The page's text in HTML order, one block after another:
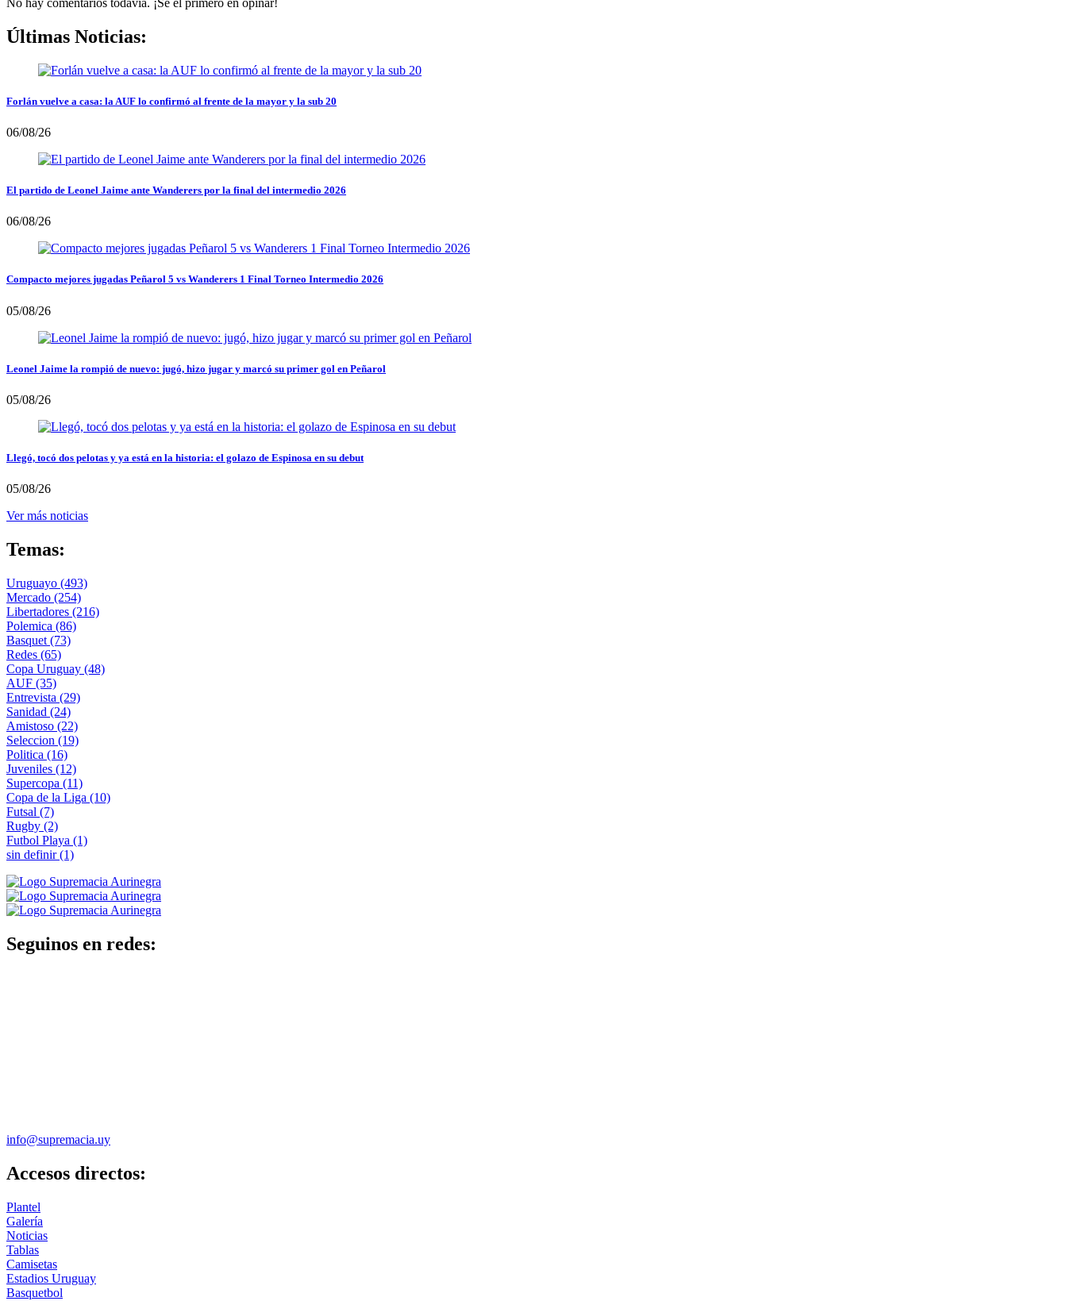
Últimas Noticias:
Forlán vuelve a casa: la AUF lo confirmó al frente de la mayor y la sub 20
06/08/26
El partido de Leonel Jaime ante Wanderers por la final del intermedio 2026
06/08/26
Compacto mejores jugadas Peñarol 5 vs Wanderers 1 Final Torneo Intermedio 2026
05/08/26
Leonel Jaime la rompió de nuevo: jugó, hizo jugar y marcó su primer gol en Peñarol
05/08/26
Llegó, tocó dos pelotas y ya está en la historia: el golazo de Espinosa en su debut
05/08/26
Ver más noticias
Temas:
Uruguayo (493)
Mercado (254)
Libertadores (216)
Polemica (86)
Basquet (73)
Redes (65)
Copa Uruguay (48)
AUF (35)
Entrevista (29)
Sanidad (24)
Amistoso (22)
Seleccion (19)
Politica (16)
Juveniles (12)
Supercopa (11)
Copa de la Liga (10)
Futsal (7)
Rugby (2)
Futbol Playa (1)
sin definir(1)
Seguinos en redes:
info@supremacia.uy
Accesos directos:
Plantel
Galería
Noticias
Tablas
Camisetas
Estadios Uruguay
Basquetbol